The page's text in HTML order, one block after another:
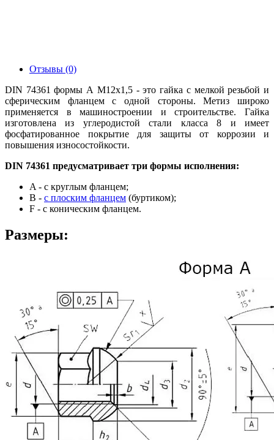
Отзывы (0)
DIN 74361 формы А М12х1,5 - это гайка с мелкой резьбой и
сферическим фланцем с одной стороны. Метиз широко
применяется в машиностроении и строительстве. Гайка
изготовлена из углеродистой стали класса 8 и имеет
фосфатированное покрытие для защиты от коррозии и
повышения износостойкости.
DIN 74361 предусматривает три формы исполнения:
A - с круглым фланцем;
B - с плоским фланцем (буртиком);
F - с коническим фланцем.
Размеры: